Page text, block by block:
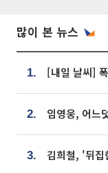
많이 본 뉴스
1.
2.
3.